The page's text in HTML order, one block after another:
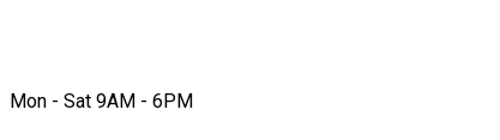
Mon - Sat 9AM - 6PM